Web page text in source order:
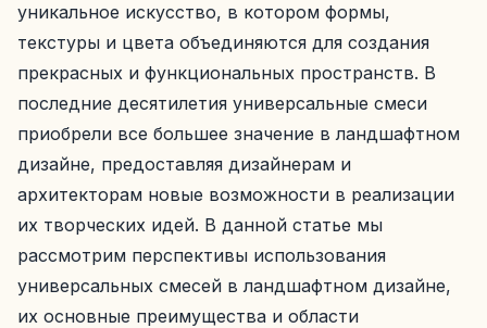
уникальное искусство, в котором формы,
текстуры и цвета объединяются для создания
прекрасных и функциональных пространств. В
последние десятилетия универсальные смеси
приобрели все большее значение в ландшафтном
дизайне, предоставляя дизайнерам и
архитекторам новые возможности в реализации
их творческих идей. В данной статье мы
рассмотрим перспективы использования
универсальных смесей в ландшафтном дизайне,
их основные преимущества и области